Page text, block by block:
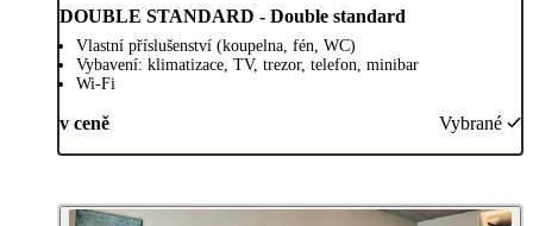
DOUBLE STANDARD - Double standard
Vlastní příslušenství (koupelna, fén, WC)
Vybavení: klimatizace, TV, trezor, telefon, minibar
Wi-Fi
v ceně Vybrané